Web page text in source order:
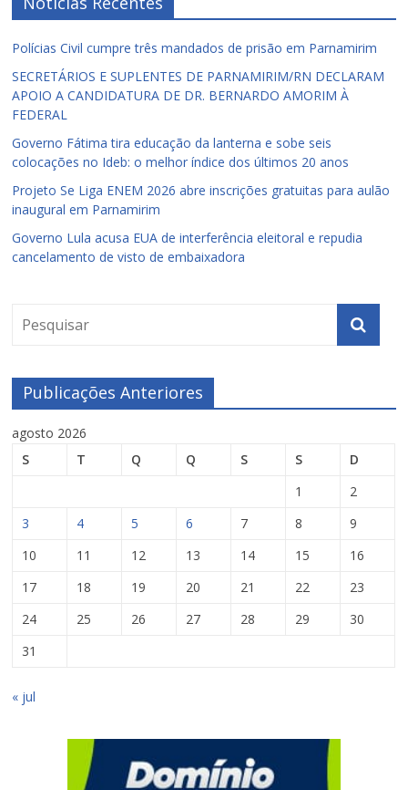
Polícias Civil cumpre três mandados de prisão em Parnamirim
SECRETÁRIOS E SUPLENTES DE PARNAMIRIM/RN DECLARAM
APOIO A CANDIDATURA DE DR. BERNARDO AMORIM À
FEDERAL
Governo Fátima tira educação da lanterna e sobe seis
colocações no Ideb: o melhor índice dos últimos 20 anos
Projeto Se Liga ENEM 2026 abre inscrições gratuitas para aulão
inaugural em Parnamirim
Governo Lula acusa EUA de interferência eleitoral e repudia
cancelamento de visto de embaixadora
Publicações Anteriores
agosto 2026
S
T Q Q S S
D
1
2
3
4 5 6 7 8
9
10
11 12 13 14 15
16
17
18 19 20 21 22
23
24
25 26 27 28 29
30
31
« jul